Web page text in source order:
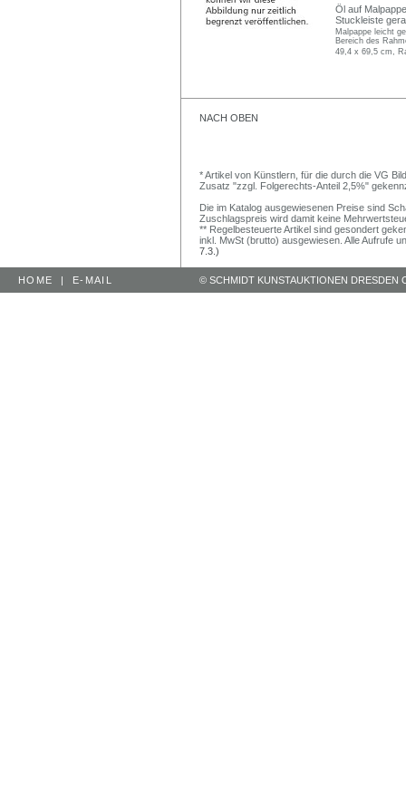
Öl auf
Stuckleiste
Malpappe leicht
Bereich des
49,4 x 69,5 cm,
NACH OBEN
* Artikel von Künstlern, für die durch die VG
Zusatz "zzgl. Folgerechts-Anteil 2,5%"
Die im Katalog ausgewiesenen Preise sind
Zuschlagspreis wird damit keine
** Regelbesteuerte Artikel sind gesondert
inkl. MwSt (brutto) ausgewiesen. Alle Aufrufe
7.3.)
HOME | E-MAIL © SCHMIDT KUNSTAUKTIONEN DRESDEN